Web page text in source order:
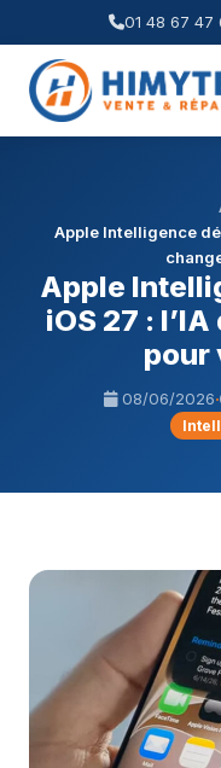
01 48 67 47
Apple Intelligence
Apple
iOS 27 :
pour
08/06/2026·